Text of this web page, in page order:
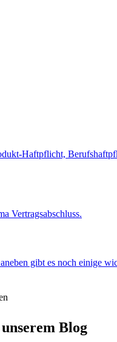
Haftpflicht,
Vertragsabschluss.
gibt es noch einige
Blog